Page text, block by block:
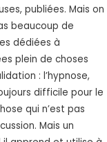
publiées. Mais on
beaucoup de
dédiées à
plein de choses
: l’hypnose,
difficile pour le
qui n’est pas
Mais un